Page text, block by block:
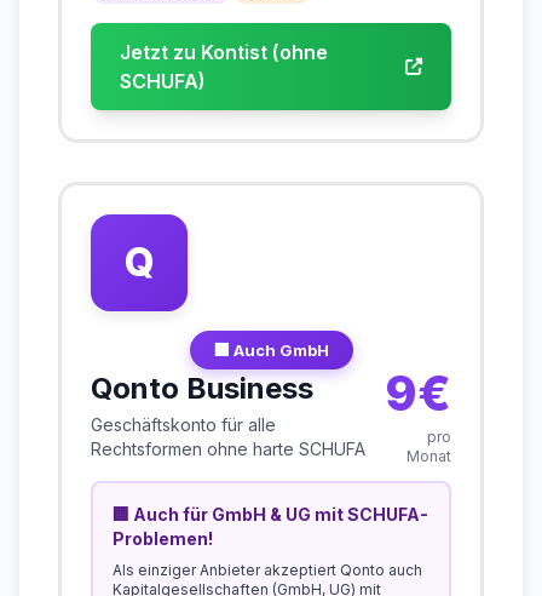
Jetzt zu Kontist (ohne
SCHUFA)
Q
🏢 Auch GmbH
Qonto Business
Geschäftskonto für alle
Rechtsformen ohne harte SCHUFA
9€
pro
Monat
🏢 Auch für GmbH & UG mit SCHUFA-
Problemen!
Als einziger Anbieter akzeptiert Qonto auch
Kapitalgesellschaften (GmbH, UG) mit